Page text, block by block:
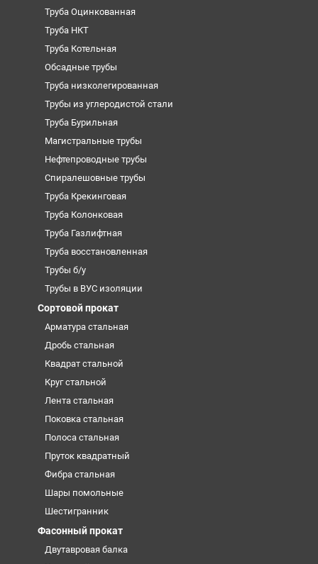
Труба Оцинкованная
Труба НКТ
Труба Котельная
Обсадные трубы
Труба низколегированная
Трубы из углеродистой стали
Труба Бурильная
Магистральные трубы
Нефтепроводные трубы
Спиралешовные трубы
Труба Крекинговая
Труба Колонковая
Труба Газлифтная
Труба восстановленная
Трубы б/у
Трубы в ВУС изоляции
Сортовой прокат
Арматура стальная
Дробь стальная
Квадрат стальной
Круг стальной
Лента стальная
Поковка стальная
Полоса стальная
Пруток квадратный
Фибра стальная
Шары помольные
Шестигранник
Фасонный прокат
Двутавровая балка